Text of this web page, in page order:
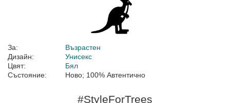
За:
Възрастен
Дизайн:
Унисекс
Цвят:
Бял
Състояние:
Ново; 100% Автентично
#StyleForTrees